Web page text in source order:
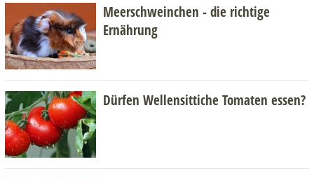
Meerschweinchen - die richtige
Ernährung
Dürfen Wellensittiche Tomaten essen?